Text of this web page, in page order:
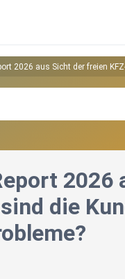
2026 aus Sicht der freien
2026
die